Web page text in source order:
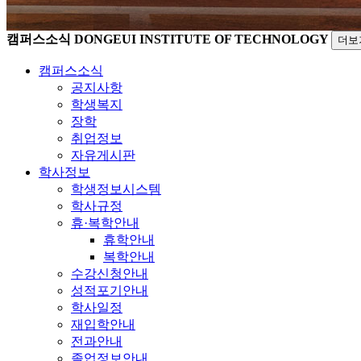
캠퍼스소식 DONGEUI INSTITUTE OF TECHNOLOGY 더보
캠퍼스소식
공지사항
학생복지
장학
취업정보
자유게시판
학사정보
학생정보시스템
학사규정
휴·복학안내
휴학안내
복학안내
수강신청안내
성적포기안내
학사일정
재입학안내
전과안내
졸업정보안내